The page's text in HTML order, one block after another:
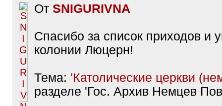
От SNIGURIVNA
Спасибо за список приходов и
колонии Люцерн!
Тема: 'Католические церкви
разделе 'Гос. Архив Немцев